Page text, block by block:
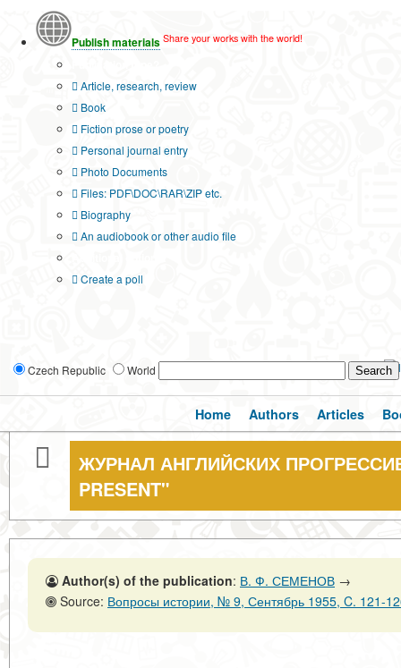
Publish materials Share your works with the world!
Article, research, review
Book
Fiction prose or poetry
Personal journal entry
Photo Documents
Files: PDF\DOC\RAR\ZIP etc.
Biography
An audiobook or other audio file
Create a poll
Czech Republic World
Home Authors Articles
ЖУРНАЛ АНГЛИЙСКИХ
PRESENT"
Author(s) of the publication: В. Ф. СЕМЕНОВ →
Source: Вопросы истории, № 9, Сентябрь 1955, C. 121-